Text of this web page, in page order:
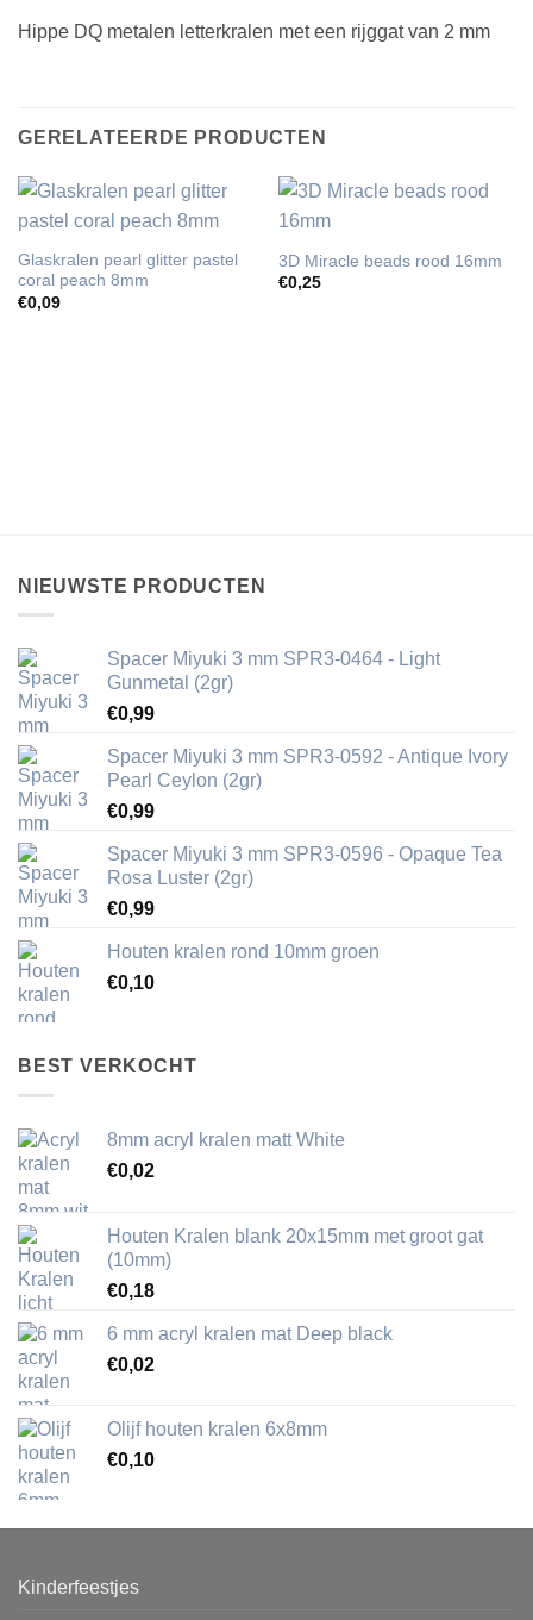
Hippe DQ metalen letterkralen met een rijggat van 2 mm
GERELATEERDE PRODUCTEN
Glaskralen pearl glitter pastel
coral peach 8mm
€0,09
3D Miracle beads rood 16mm
€0,25
NIEUWSTE PRODUCTEN
Spacer Miyuki 3 mm SPR3-0464 - Light
Gunmetal (2gr)
€0,99
Spacer Miyuki 3 mm SPR3-0592 - Antique Ivory
Pearl Ceylon (2gr)
€0,99
Spacer Miyuki 3 mm SPR3-0596 - Opaque Tea
Rosa Luster (2gr)
€0,99
Houten kralen rond 10mm groen
€0,10
BEST VERKOCHT
8mm acryl kralen matt White
€0,02
Houten Kralen blank 20x15mm met groot gat
(10mm)
€0,18
6 mm acryl kralen mat Deep black
€0,02
Olijf houten kralen 6x8mm
€0,10
Kinderfeestjes